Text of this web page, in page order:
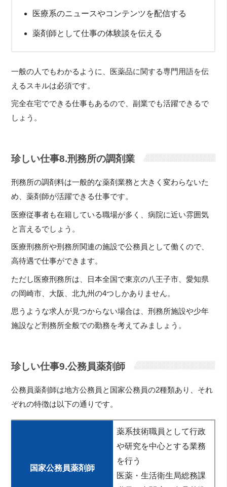
医療系のニュースやコンテンツを配信する
薬剤師として仕事の体験談を伝える
一般の人でもわかるように、医薬品に関する専門用語を伝
えるスキルは必須です。
完全在宅でできる仕事もあるので、副業でも活躍できるで
しょう。
珍しい仕事8.刑務所の調剤業
刑務所の調剤料は一般的な薬剤業務と大きく変わらないた
め、薬剤師が活躍できる仕事です。
医療従事者も在籍している職場が多く、病院に近い雰囲気
と言えるでしょう。
医療刑務所や刑務所関連の施設で公務員として働くので、
高待遇で仕事ができます。
ただし医療刑務所は、日本全国で東京の八王子市、愛知県
の岡崎市、大阪、北九州の4つしかありません。
思うような求人が見つからない場合は、刑務所施設や少年
施設など刑務所全般での勤務を考えてみましょう。
珍しい仕事9.公務員薬剤師
公務員薬剤師は地方公務員と国家公務員の2種類あり、それ
ぞれの特徴は以下の通りです。
国家公務員薬剤師
薬系技術職員として行政
や研究を中心とする業務
を行う
医薬・生活衛生局総務課